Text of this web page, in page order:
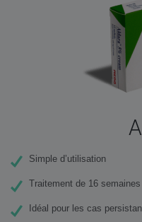
Simple d’utilisation
Traitement de 16
Idéal pour les cas